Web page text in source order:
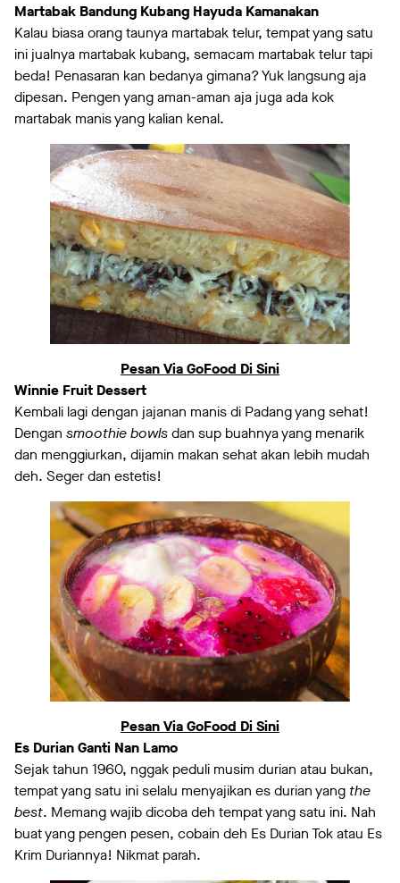
Martabak Bandung Kubang Hayuda Kamanakan
Kalau biasa orang taunya martabak telur, tempat yang satu
ini jualnya martabak kubang, semacam martabak telur tapi
beda! Penasaran kan bedanya gimana? Yuk langsung aja
dipesan. Pengen yang aman-aman aja juga ada kok
martabak manis yang kalian kenal.
Pesan Via GoFood Di Sini
Winnie Fruit Dessert
Kembali lagi dengan jajanan manis di Padang yang sehat!
Dengan smoothie bowlsdan sup buahnya yang menarik
dan menggiurkan, dijamin makan sehat akan lebih mudah
deh. Seger dan estetis!
Pesan Via GoFood Di Sini
Es Durian Ganti Nan Lamo
Sejak tahun 1960, nggak peduli musim durian atau bukan,
tempat yang satu ini selalu menyajikan es durian yang the
best. Memang wajib dicoba deh tempat yang satu ini. Nah
buat yang pengen pesen, cobain deh Es Durian Tok atau Es
Krim Duriannya! Nikmat parah.